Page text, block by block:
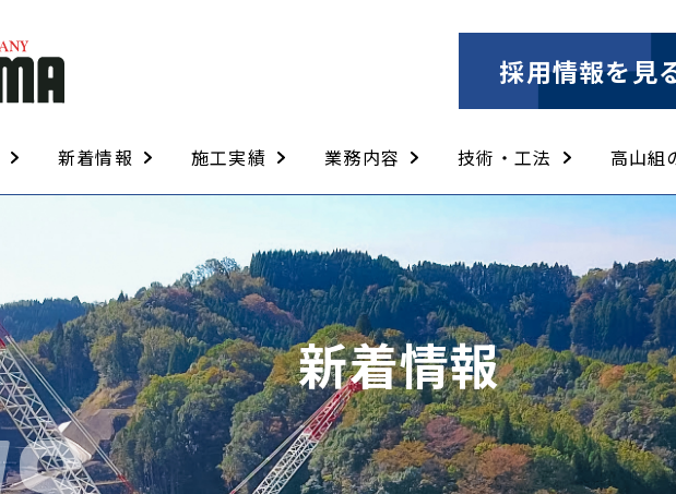
採用情報を見
針
ついて
新着情報
施工実績
土木工事
舗装工事
構造物補修工事
とび土工工事
法面工事
建築工事
解体工事
業務内容
土木工事
舗装工事
構造物補修工事
とび土工工事
建築工事
解体工事
技術・工法
ウォータージェット工法
PCM工法
PRE（ピーアールイー）
セーフティークライマー
高山組
新着情報